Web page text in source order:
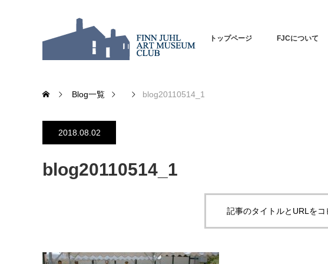
トップページ FJCについて
Blog一覧 blog20110514_1
2018.08.02
blog20110514_1
記事のタイトルとURLをコ